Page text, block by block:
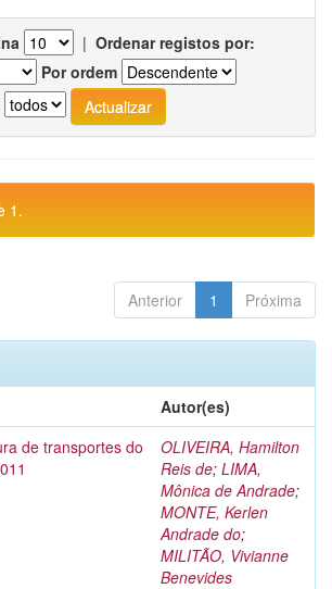
| Ordenar registos por:
Por ordem
1.
Anterior 1 Próxima
Autor(es)
de transportes do
OLIVEIRA, Hamilton
Reis de; LIMA,
Mônica de Andrade;
MONTE, Kerlen
Andrade do;
MILITÃO, Vivianne
Benevides